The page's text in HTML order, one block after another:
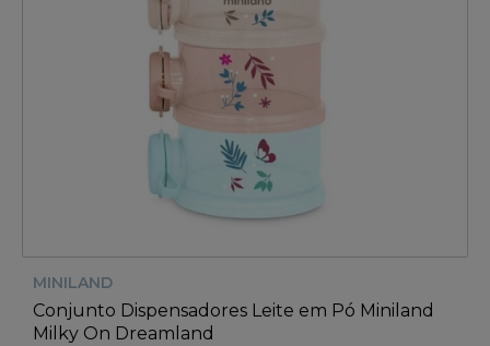
MINILAND
Conjunto Dispensadores Leite em Pó Miniland
Milky On Dreamland